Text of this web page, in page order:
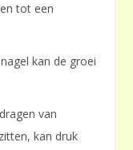
tot een
kan de groei
van
kan druk